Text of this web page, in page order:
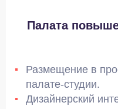
Палата
Размещение в
палате-студии.
Дизайнерский